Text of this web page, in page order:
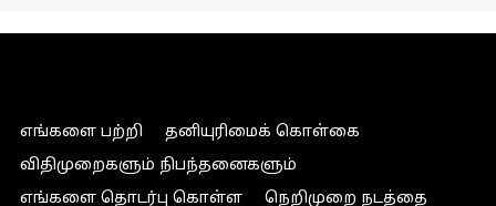
எங்களை பற்றி
தனியுரிமைக் கொள்கை
விதிமுறைகளும் நிபந்தனைகளும்
எங்களை தொடர்பு கொள்ள
நெறிமுறை நடத்தை